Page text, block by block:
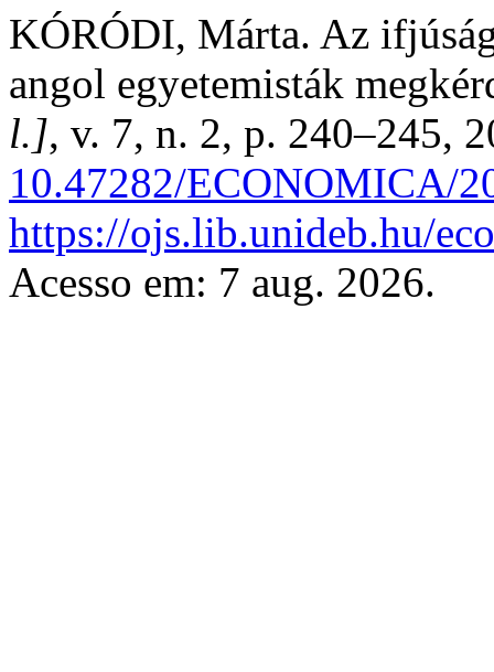
KÓRÓDI, Márta. Az
angol egyetemisták
l.], v. 7, n. 2, p. 240–245,
10.47282/ECONOMICA/
https://ojs.lib.unideb.hu/
Acesso em: 7 aug. 2026.